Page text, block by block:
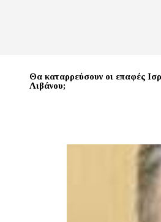
Θα καταρρεύσουν οι επαφές
Λιβάνου;